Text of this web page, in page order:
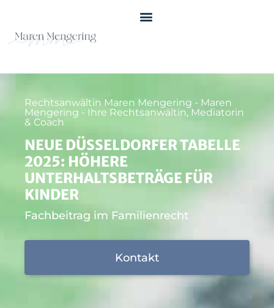
Rechtsanwältin Maren Mengering - Maren
Mengering - Ihre Rechtsanwältin, Mediatorin
& Coach
NEUE DÜSSELDORFER TABELLE
2025: HÖHERE
UNTERHALTSBETRÄGE FÜR
KINDER
Fachbeitrag im Familienrecht
Kontakt